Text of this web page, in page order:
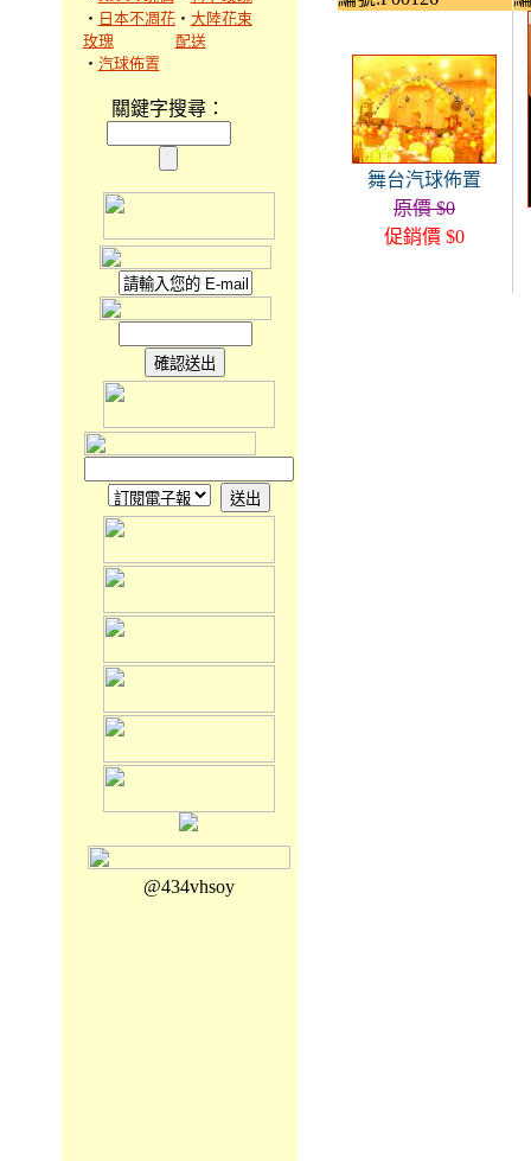
‧ 日本不凋花
玫瑰
‧ 大陸花束
配送
‧ 汽球佈置
關鍵字搜尋：
@434vhsoy
舞台汽球佈置
原價 $0
促銷價 $0